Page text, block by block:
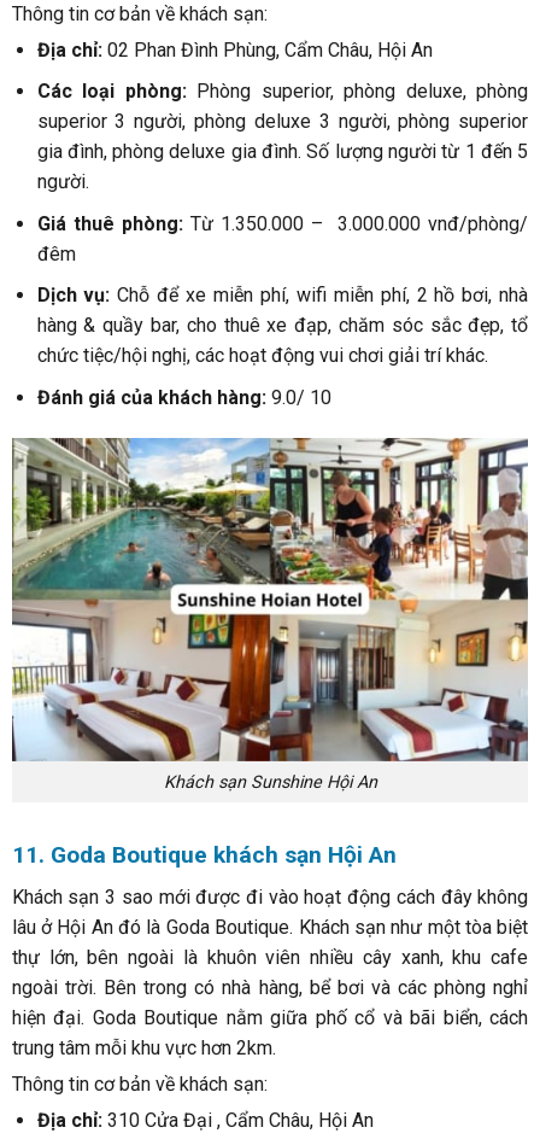
Thông tin cơ bản về khách sạn:
Địa chỉ: 02 Phan Đình Phùng, Cẩm Châu, Hội An
Các loại phòng:Phòng superior, phòng deluxe, phòng
superior 3 người, phòng deluxe 3 người, phòng superior
gia đình, phòng deluxe gia đình. Số lượng người từ 1 đến 5
người.
Giá thuê phòng: Từ 1.350.000 – 3.000.000 vnđ/phòng/
đêm
Dịch vụ: Chỗ để xe miễn phí, wifi miễn phí, 2 hồ bơi, nhà
hàng & quầy bar, cho thuê xe đạp, chăm sóc sắc đẹp, tổ
chức tiệc/hội nghị, các hoạt động vui chơi giải trí khác.
Đánh giá của khách hàng:9.0/ 10
Khách sạn Sunshine Hội An
11. Goda Boutique khách sạn Hội An
Khách sạn 3 sao mới được đi vào hoạt động cách đây không
lâu ở Hội An đó là Goda Boutique. Khách sạn như một tòa biệt
thự lớn, bên ngoài là khuôn viên nhiều cây xanh, khu cafe
ngoài trời. Bên trong có nhà hàng, bể bơi và các phòng nghỉ
hiện đại. Goda Boutique nằm giữa phố cổ và bãi biển, cách
trung tâm mỗi khu vực hơn 2km.
Thông tin cơ bản về khách sạn:
Địa chỉ: 310 Cửa Đại , Cẩm Châu, Hội An